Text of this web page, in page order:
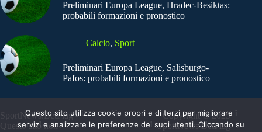
Preliminari Europa League, Hradec-Besiktas:
probabili formazioni e pronostico
Calcio, Sport
Preliminari Europa League, Salisburgo-
Pafos: probabili formazioni e pronostico
SportNews.BetFlag -
Questo sito non
Copyright © 2025
SportNews BetFlag
Questo sito utilizza cookie propri e di terzi per migliorare i
servizi e analizzare le preferenze dei suoi utenti. Cliccando su